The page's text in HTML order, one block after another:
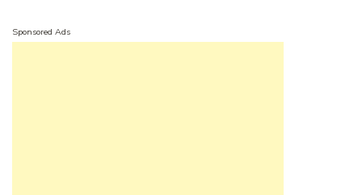
Sponsored Ads